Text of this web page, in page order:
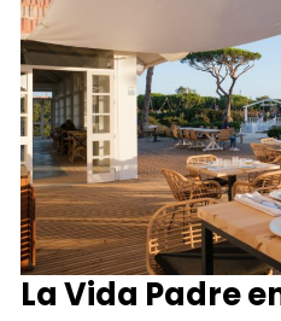
La Vida Padre